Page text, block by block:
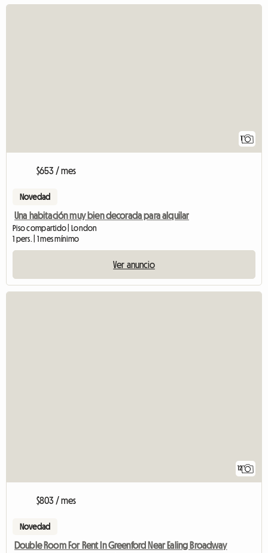
$653 / mes
Novedad
Una habitación muy bien decorada para alquilar
Piso compartido | London
1 pers. | 1 mes mínimo
Ver anuncio
12
$803 / mes
Novedad
Double Room For Rent In Greenford Near Ealing Broadway